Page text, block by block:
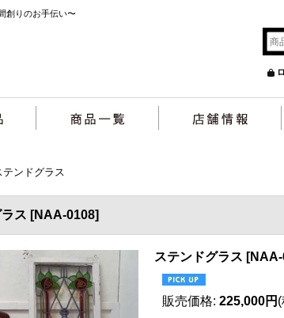
創りのお手伝い〜
テンドグラス
ス [NAA-0108]
ステンドグラス [
販売価格: 225,000円